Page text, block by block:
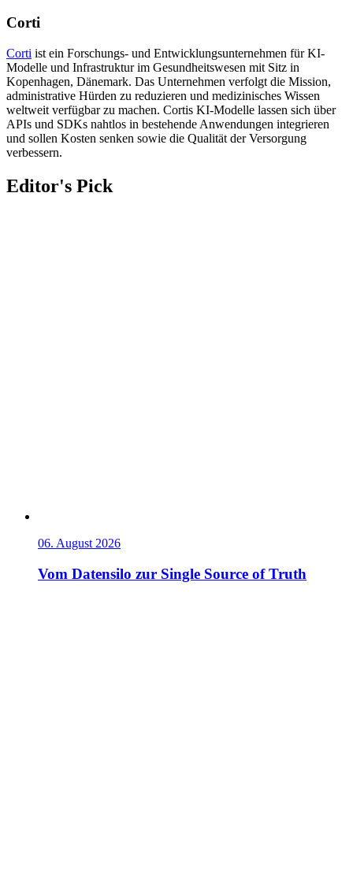
Corti
Corti ist ein Forschungs- und Entwicklungsunternehmen für KI-
Modelle und Infrastruktur im Gesundheitswesen mit Sitz in
Kopenhagen, Dänemark. Das Unternehmen verfolgt die Mission,
administrative Hürden zu reduzieren und medizinisches Wissen
weltweit verfügbar zu machen. Cortis KI-Modelle lassen sich über
APIs und SDKs nahtlos in bestehende Anwendungen integrieren
und sollen Kosten senken sowie die Qualität der Versorgung
verbessern.
Editor's Pick
06. August 2026
Vom Datensilo zur Single Source of Truth